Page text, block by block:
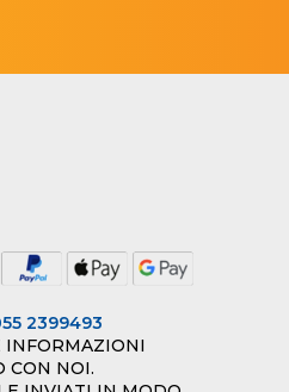
2399493
INFORMAZIONI
CON NOI.